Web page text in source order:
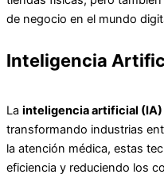
de negocio en el mundo
Inteligencia
La inteligencia artificial (IA)
transformando industrias
la atención médica, estas
eficiencia y reduciendo los